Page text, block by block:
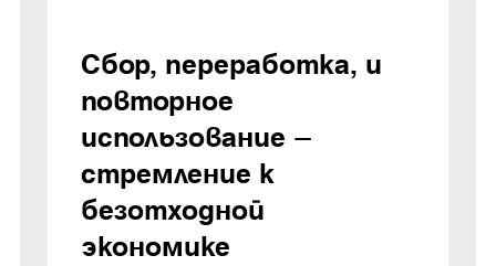
Сбор, переработка, и
повторное
использование –
стремление к
безотходной
экономике